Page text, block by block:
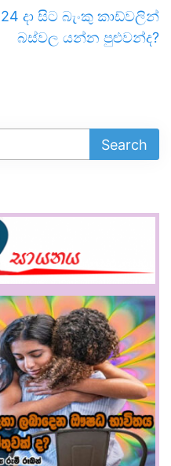
24 දා සිට බැංකු කාඩ්වලින්
බස්වල යන්න පුළුවන්ද?